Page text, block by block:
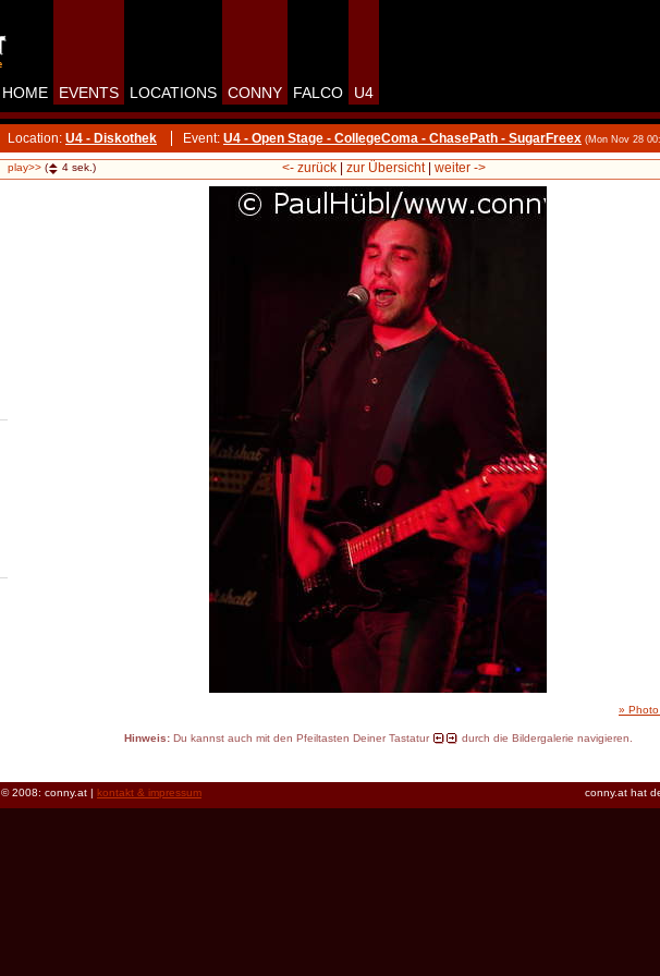
HOME EVENTS LOCATIONS CONNY FALCO U4
Location: U4 - Diskothek Event: U4 - Open Stage - CollegeComa - ChasePath - SugarFreex (Mon Nov 28
play>> ( 4 sek.) <- zurück| zur Übersicht| weiter ->
» Photo
Hinweis:Du kannst auch mit den Pfeiltasten Deiner Tastatur durch die Bildergalerie navigieren.
conny.at hat
© 2008: conny.at | kontakt & impressum